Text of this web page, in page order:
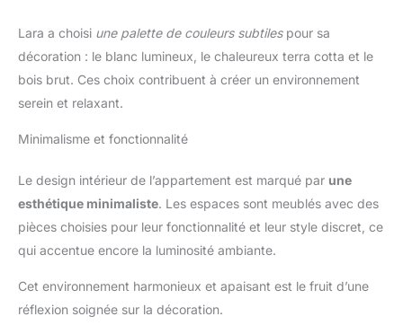
Lara a choisi une palette de couleurs subtilespour sa
décoration : le blanc lumineux, le chaleureux terra cotta et le
bois brut. Ces choix contribuent à créer un environnement
serein et relaxant.
Minimalisme et fonctionnalité
Le design intérieur de l’appartement est marqué par une
esthétique minimaliste. Les espaces sont meublés avec des
pièces choisies pour leur fonctionnalité et leur style discret, ce
qui accentue encore la luminosité ambiante.
Cet environnement harmonieux et apaisant est le fruit d’une
réflexion soignée sur la décoration.